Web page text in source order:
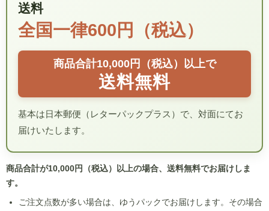
送料
全国一律600円（税込）
商品合計10,000円（税込）以上で
送料無料
基本は日本郵便（レターパックプラス）で、対面にてお
届けいたします。
商品合計が10,000円（税込）以上の場合、送料無料でお届けしま
す。
ご注文点数が多い場合は、ゆうパックでお届けします。その場合